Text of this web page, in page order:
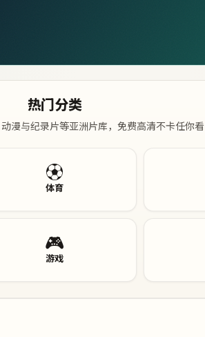
热门分类
漫与纪录片等亚洲片库，免费高清不卡任你看
⚽
体育
🎮
游戏